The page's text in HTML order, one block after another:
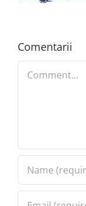
Comentarii
Comment